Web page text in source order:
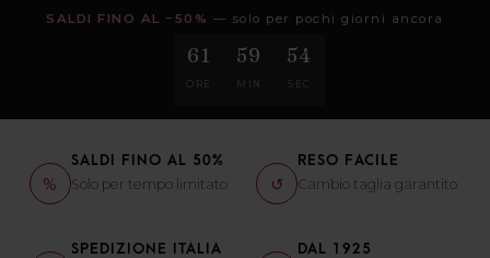
SALDI FINO AL −50% — solo per pochi giorni ancora
61
ORE
59
MIN
52
SEC
%
SALDI FINO AL 50%
Solo per tempo limitato
↺
RESO FACILE
Cambio taglia garantito
SPEDIZIONE ITALIA
DAL 1925